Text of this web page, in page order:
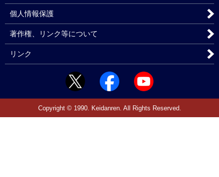
個人情報保護
著作権、リンク等について
リンク
Copyright © 1990. Keidanren. All Rights Reserved.